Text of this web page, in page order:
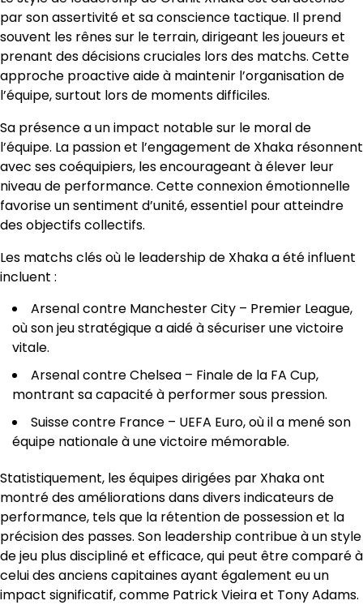
par son assertivité et sa conscience tactique. Il prend
souvent les rênes sur le terrain, dirigeant les joueurs et
prenant des décisions cruciales lors des matchs. Cette
approche proactive aide à maintenir l’organisation de
l’équipe, surtout lors de moments difficiles.
Sa présence a un impact notable sur le moral de
l’équipe. La passion et l’engagement de Xhaka résonnent
avec ses coéquipiers, les encourageant à élever leur
niveau de performance. Cette connexion émotionnelle
favorise un sentiment d’unité, essentiel pour atteindre
des objectifs collectifs.
Les matchs clés où le leadership de Xhaka a été influent
incluent :
Arsenal contre Manchester City – Premier League,
où son jeu stratégique a aidé à sécuriser une victoire
vitale.
Arsenal contre Chelsea – Finale de la FA Cup,
montrant sa capacité à performer sous pression.
Suisse contre France – UEFA Euro, où il a mené son
équipe nationale à une victoire mémorable.
Statistiquement, les équipes dirigées par Xhaka ont
montré des améliorations dans divers indicateurs de
performance, tels que la rétention de possession et la
précision des passes. Son leadership contribue à un style
de jeu plus discipliné et efficace, qui peut être comparé à
celui des anciens capitaines ayant également eu un
impact significatif, comme Patrick Vieira et Tony Adams.